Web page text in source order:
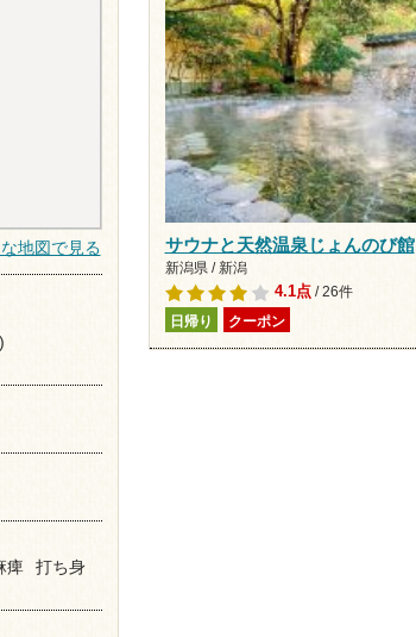
地図で見る
痺
打ち身
サウナと天然温泉じょんのび館
新潟県 / 新潟
4.1点/ 26件
日帰り クーポン